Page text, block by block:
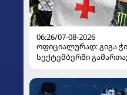
06:26/07-08-2026
ოფიციალურად: გიგა
სექტემბერში